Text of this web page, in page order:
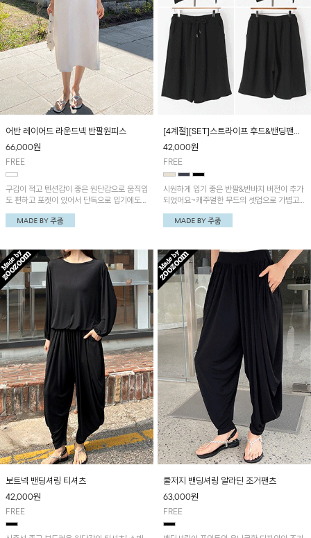
어반 레이어드 라운드넥 반팔원피스
66,000원
FREE
구김이 적고 텐션감이 좋은 원단감으로 움직임
도 편하고 포켓이 있어서 단독으로 입기에도
활용성이 좋답니다^^
[4계절][SET]스트라이프 후드&밴딩팬츠/
긴팔,반팔 선택가능
42,000원
FREE
시원하게 입기 좋은 반팔&반바지 버전이 추가
되었어요~캐주얼한 무드의 셋업으로 가볍고
산뜻한 소재감이에요~ 신축성이 좋고 편안한
루즈핏으로 데일리 한 셋업으로 착용하기 좋아
보트넥 밴딩셔링 티셔츠
42,000원
FREE
쿨저지 밴딩셔링 알라딘 조거팬츠
63,000원
FREE